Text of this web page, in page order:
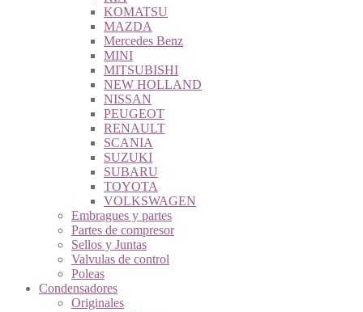
KOMATSU
MAZDA
Mercedes Benz
MINI
MITSUBISHI
NEW HOLLAND
NISSAN
PEUGEOT
RENAULT
SCANIA
SUZUKI
SUBARU
TOYOTA
VOLKSWAGEN
Embragues y partes
Partes de compresor
Sellos y Juntas
Valvulas de control
Poleas
Condensadores
Originales